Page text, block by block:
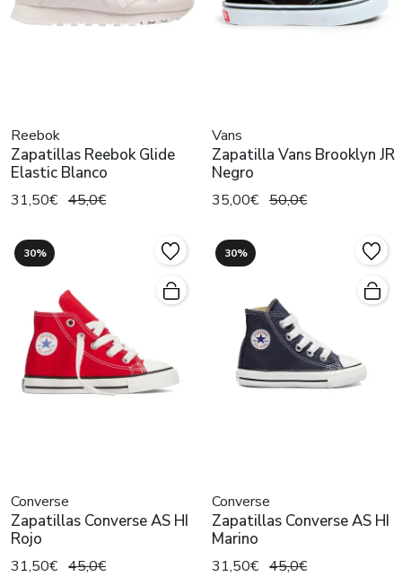
Reebok
Zapatillas Reebok Glide
Elastic Blanco
31,50€ 45,0€
Vans
Zapatilla Vans Brooklyn JR
Negro
35,00€ 50,0€
30%
Converse
Zapatillas Converse AS HI
Rojo
31,50€ 45,0€
30%
Converse
Zapatillas Converse AS HI
Marino
31,50€ 45,0€